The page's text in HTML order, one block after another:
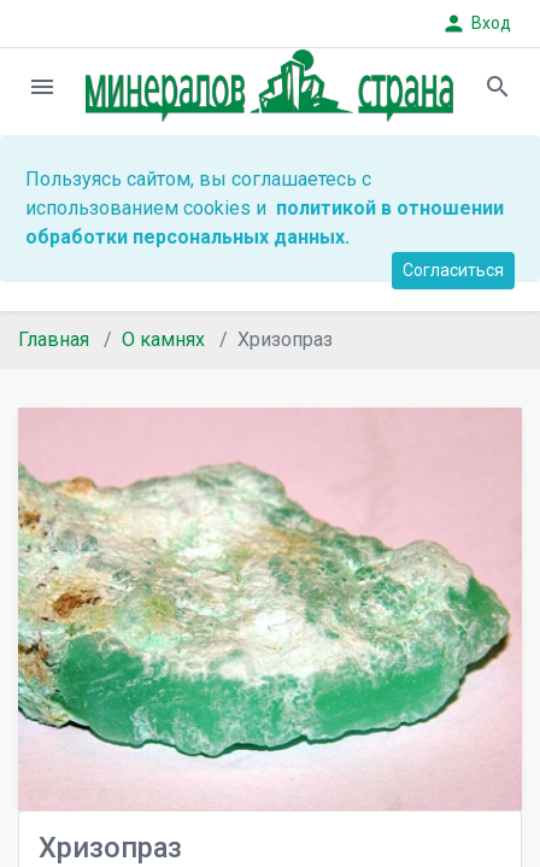
person Вход
menu search
Пользуясь сайтом, вы соглашаетесь с
использованием cookies и политикой в отношении
обработки персональных данных.
Согласиться
Главная О камнях Хризопраз
Хризопраз